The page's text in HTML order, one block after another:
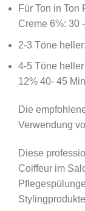
Für Ton in Ton
Creme 6%: 30
2-3 Töne
4-5 Töne
12% 40- 45
Die
Verwendung
Diese
Coiffeur im